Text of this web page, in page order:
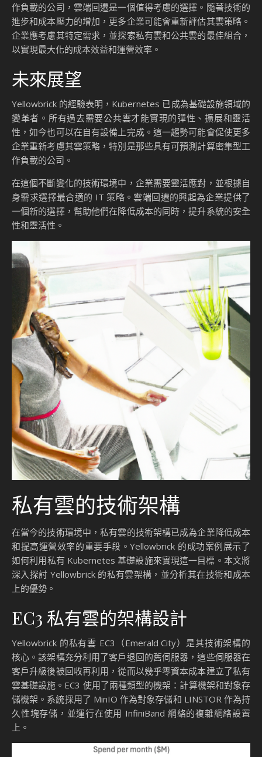
作負載的公司，雲端回遷是一個值得考慮的選擇。隨著技術的
進步和成本壓力的增加，更多企業可能會重新評估其雲策略。
企業應考慮其特定需求，並探索私有雲和公共雲的最佳組合，
以實現最大化的成本效益和運營效率。
未來展望
Yellowbrick 的經驗表明，Kubernetes 已成為基礎設施領域的
變革者。所有過去需要公共雲才能實現的彈性、擴展和靈活
性，如今也可以在自有設備上完成。這一趨勢可能會促使更多
企業重新考慮其雲策略，特別是那些具有可預測計算密集型工
作負載的公司。
在這個不斷變化的技術環境中，企業需要靈活應對，並根據自
身需求選擇最合適的 IT 策略。雲端回遷的興起為企業提供了
一個新的選擇，幫助他們在降低成本的同時，提升系統的安全
性和靈活性。
私有雲的技術架構
在當今的技術環境中，私有雲的技術架構已成為企業降低成本
和提高運營效率的重要手段。Yellowbrick 的成功案例展示了
如何利用私有 Kubernetes 基礎設施來實現這一目標。本文將
深入探討 Yellowbrick 的私有雲架構，並分析其在技術和成本
上的優勢。
EC3 私有雲的架構設計
Yellowbrick 的私有雲 EC3（Emerald City）是其技術架構的
核心。該架構充分利用了客戶退回的舊伺服器，這些伺服器在
客戶升級後被回收再利用，從而以幾乎零資本成本建立了私有
雲基礎設施。EC3 使用了兩種類型的機架：計算機架和對象存
儲機架。系統採用了 MinIO 作為對象存儲和 LINSTOR 作為持
久性塊存儲，並運行在使用 InfiniBand 網絡的複雜網絡設置
上。